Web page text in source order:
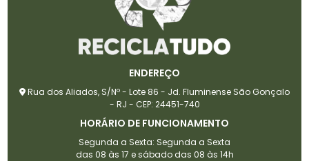
ENDEREÇO
Rua dos Aliados, S/Nº - Lote 86 - Jd. Fluminense São Gonçalo
- RJ - CEP: 24451-740
HORÁRIO DE FUNCIONAMENTO
Segunda a Sexta: Segunda a Sexta
das 08 às 17 e sábado das 08 às 14h